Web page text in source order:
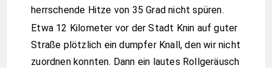
herrschende Hitze von 35 Grad nicht spüren.
Etwa 12 Kilometer vor der Stadt Knin auf guter
Straße plötzlich ein dumpfer Knall, den wir nicht
zuordnen konnten. Dann ein lautes Rollgeräusch